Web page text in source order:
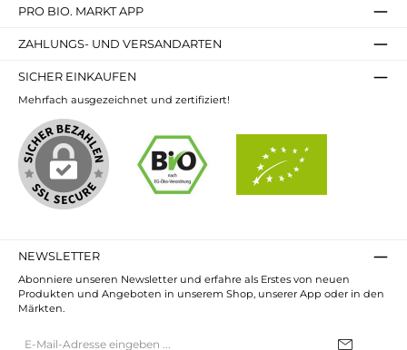
PRO BIO. MARKT APP
ZAHLUNGS- UND VERSANDARTEN
SICHER EINKAUFEN
Mehrfach ausgezeichnet und zertifiziert!
NEWSLETTER
Abonniere unseren Newsletter und erfahre als Erstes von neuen
Produkten und Angeboten in unserem Shop, unserer App oder in den
Märkten.
Mail-